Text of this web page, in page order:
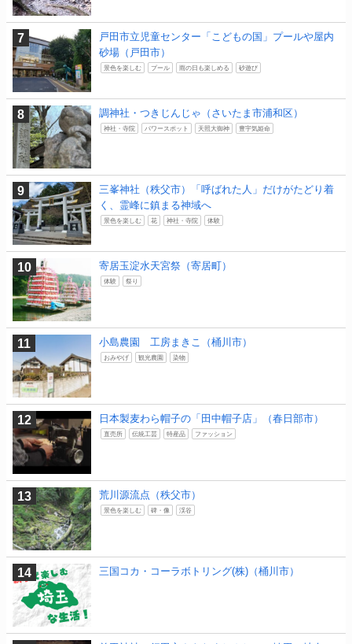
戸田市立児童センター「こどもの国」プールや屋内
砂場（戸田市）
景色を楽しむ プール 雨の日も楽しめる 砂遊び
調神社・つきじんじゃ（さいたま市浦和区）
神社・寺院 パワースポット 天照大御神 豊宇気姫命
三峯神社（秩父市）「呼ばれた人」だけがたどり着
く、霊峰に鎮まる神域へ
景色を楽しむ 花 神社・寺院 体験
寄居玉淀水天宮祭（寄居町）
体験 祭り
小島農園 工房まきこ（桶川市）
おみやげ 観光農園 染物
日本製麦わら帽子の「田中帽子店」（春日部市）
直売所 伝統工芸 特産品 ファッション
荒川源流点（秩父市）
景色を楽しむ 碑・像 渓谷
三国コカ・コーラボトリング(株)（桶川市）